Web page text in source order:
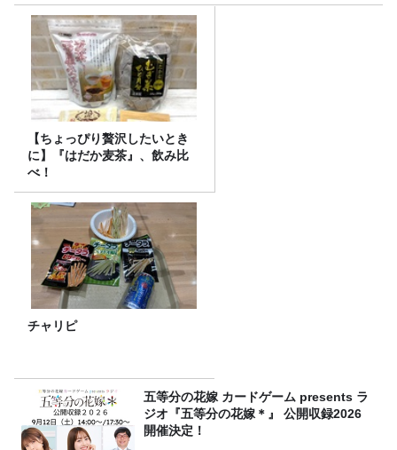
【ちょっぴり贅沢したいとき
に】『はだか麦茶』、飲み比
べ！
チャリピ
五等分の花嫁 カードゲーム presents ラ
ジオ『五等分の花嫁＊』 公開収録2026
開催決定！